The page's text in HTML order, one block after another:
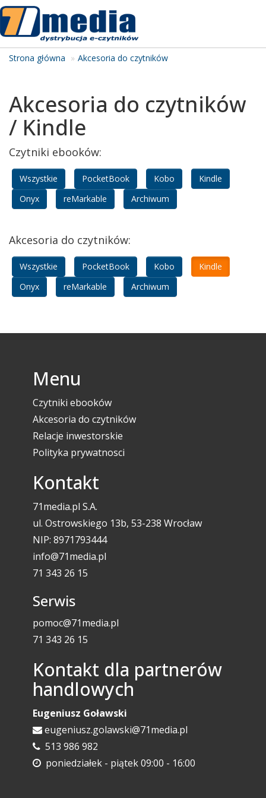
Strona główna Akcesoria do czytników
Akcesoria do czytników
/ Kindle
Czytniki ebooków:
Wszystkie PocketBook Kobo
Kindle
Onyx
reMarkable Archiwum
Akcesoria do czytników:
Wszystkie PocketBook Kobo
Kindle
Onyx
reMarkable Archiwum
Menu
Czytniki ebooków
Akcesoria do czytników
Relacje inwestorskie
Polityka prywatnosci
Kontakt
71media.pl S.A.
ul. Ostrowskiego 13b, 53-238 Wrocław
NIP: 8971793444
info@71media.pl
71 343 26 15
Serwis
pomoc@71media.pl
71 343 26 15
Kontakt dla partnerów
handlowych
Eugeniusz Goławski
eugeniusz.golawski@71media.pl
513 986 982
poniedziałek - piątek 09:00 - 16:00